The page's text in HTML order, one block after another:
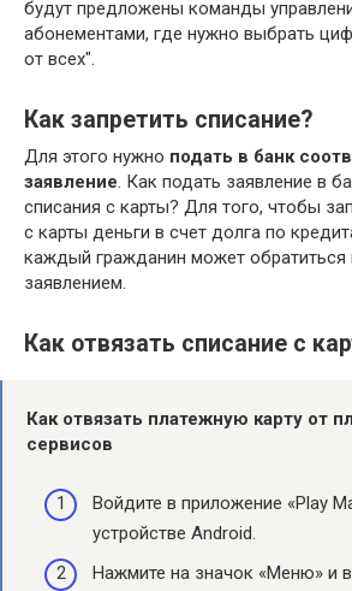
будут предложены команды
абонементами, где нужно выбрать
от всех".
Как запретить списание?
Для этого нужно подать в банк
заявление. Как подать заявление в
списания с карты? Для того, чтобы
с карты деньги в счет долга по
каждый гражданин может обратиться
заявлением.
Как отвязать списание с
Как отвязать платежную карту от
сервисов
Войдите в приложение «Play
устройстве Android.
Нажмите на значок «Меню» и